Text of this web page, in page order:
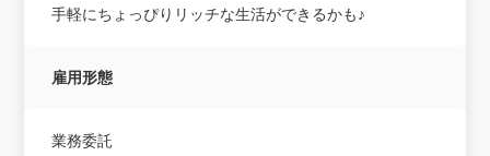
手軽にちょっぴりリッチな生活ができるかも♪
雇用形態
業務委託